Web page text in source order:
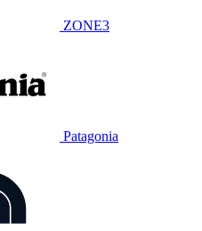
ZONE3
Patagonia